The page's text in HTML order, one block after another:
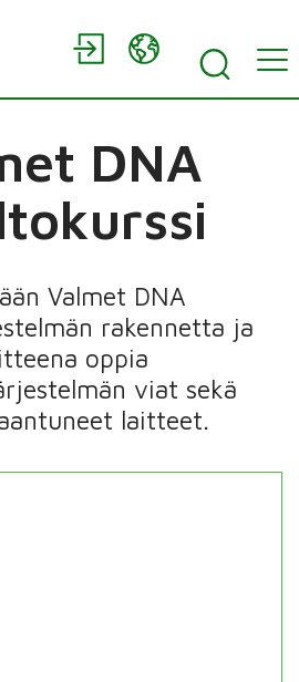
DNA
Valmet DNA
rakennetta ja
oppia
viat sekä
laitteet.